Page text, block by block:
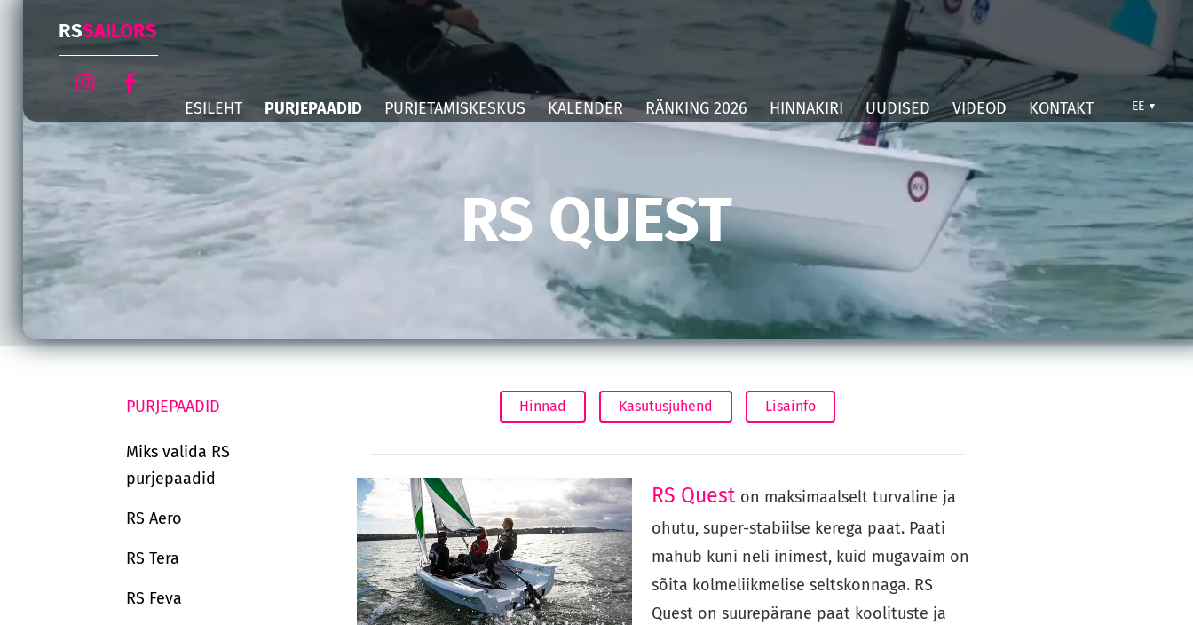
RSSAILORS
ESILEHT PURJEPAADID PURJETAMISKESKUS KALENDER RÄNKING 2026 HINNAKIRI UUDISED VIDEOD KONTAKT EE
RS QUEST
PURJEPAADID
Miks valida RS
purjepaadid
RS Aero
RS Tera
RS Feva
Hinnad Kasutusjuhend Lisainfo
RS Quest on maksimaalselt turvaline ja
ohutu, super-stabiilse kerega paat. Paati
mahub kuni neli inimest, kuid mugavaim on
sõita kolmeliikmelise seltskonnaga. RS
Quest on suurepärane paat koolituste ja